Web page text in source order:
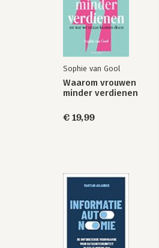
Sophie van Gool
Waarom vrouwen
minder verdienen
€ 19,99